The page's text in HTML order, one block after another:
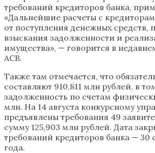
требований кредиторов банка,
«Дальнейшие расчеты с
от поступления денежных средств,
взыскания задолженности и
имущества», — говорится в
АСВ.
Также там отмечается, что
составляют 910,811 млн рублей, в
задолженность по счетам
млн. На 14 августа конкурсному
предъявлены требования 49
сумму 125,903 млн рублей. Дата
требований кредиторов банка — 30
года.